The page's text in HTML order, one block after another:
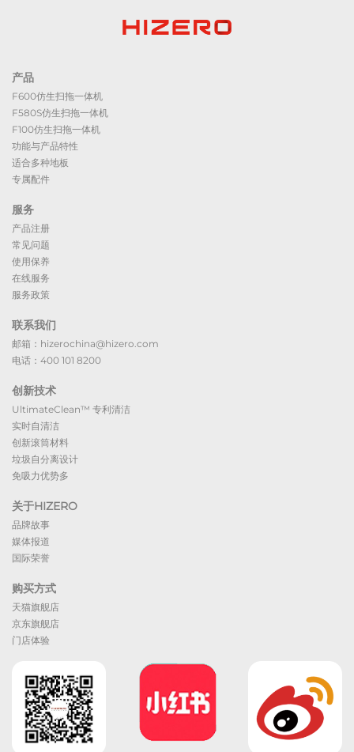
产品
F600仿生扫拖一体机
F580S仿生扫拖一体机
F100仿生扫拖一体机
功能与产品特性
适合多种地板
专属配件
服务
产品注册
常见问题
使用保养
在线服务
服务政策
联系我们
邮箱：hizerochina@hizero.com
电话：400 101 8200
创新技术
UltimateClean™ 专利清洁
实时自清洁
创新滚筒材料
垃圾自分离设计
免吸力优势多
关于HIZERO
品牌故事
媒体报道
国际荣誉
购买方式
天猫旗舰店
京东旗舰店
门店体验